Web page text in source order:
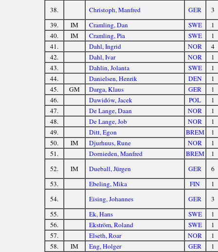
38.
Christoph, Manfred GER
3
39.
IM Cramling, Dan SWE
1
40.
IM Cramling, Pia SWE
1
41.
Dahl, Ingrid NOR
4
42.
Dahl, Ivar NOR
1
43.
Dahlin, Jolanta SWE
1
44.
Danielsen, Henrik DEN
1
45.
GM Darga, Klaus GER
1
46.
Dawidów, Jacek POL
1
47.
De Lange, Daan NOR
1
48.
De Lange, Job NOR
1
49.
Ditt, Egon BREM
1
50.
IM Djurhuus, Rune NOR
1
51.
Dornieden, Manfred BREM
1
52.
IM Dueball, Jürgen GER
6
53.
Ebeling, Mika FIN
1
54.
Eising, Johannes GER
3
55.
Ek, Hans SWE
1
56.
Ekström, Roland SWE
1
57.
Elseth, Roar NOR
1
58.
IM Eng, Holger GER
1